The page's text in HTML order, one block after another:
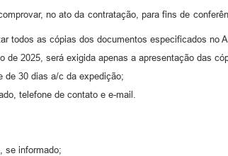
no ato da contratação, para fins de
todos as cópias dos documentos especificados no
de 2025, será exigida apenas a apresentação das
30 dias a/c da expedição;
telefone de contato e e-mail.
se informado;